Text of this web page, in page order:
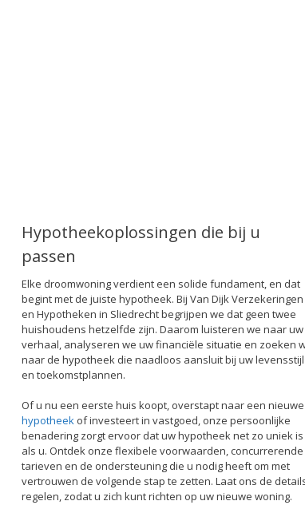
Hypotheekoplossingen die bij u
passen
Elke droomwoning verdient een solide fundament, en dat
begint met de juiste hypotheek. Bij Van Dijk Verzekeringen
en Hypotheken in Sliedrecht begrijpen we dat geen twee
huishoudens hetzelfde zijn. Daarom luisteren we naar uw
verhaal, analyseren we uw financiële situatie en zoeken
naar de hypotheek die naadloos aansluit bij uw levensstijl
en toekomstplannen.
Of u nu een eerste huis koopt, overstapt naar een nieuwe
hypotheekof investeert in vastgoed, onze persoonlijke
benadering zorgt ervoor dat uw hypotheek net zo uniek is
als u. Ontdek onze flexibele voorwaarden, concurrerende
tarieven en de ondersteuning die u nodig heeft om met
vertrouwen de volgende stap te zetten. Laat ons de
regelen, zodat u zich kunt richten op uw nieuwe woning.